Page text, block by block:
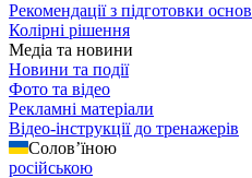
Рекомендації з підготовки основ
Колірні рішення
Медіа та новини
Новини та події
Фото та відео
Рекламні матеріали
Відео-інструкції до тренажерів
Солов’їною
російською